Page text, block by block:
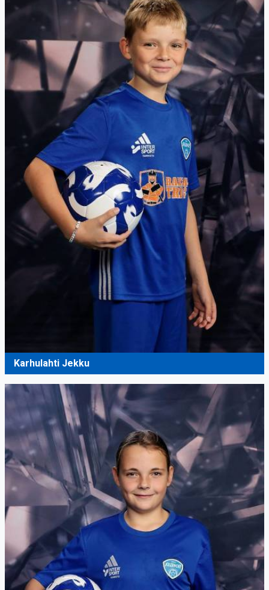
Karhulahti Jekku